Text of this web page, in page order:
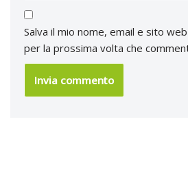
Salva il mio nome, email e sito
per la prossima volta che